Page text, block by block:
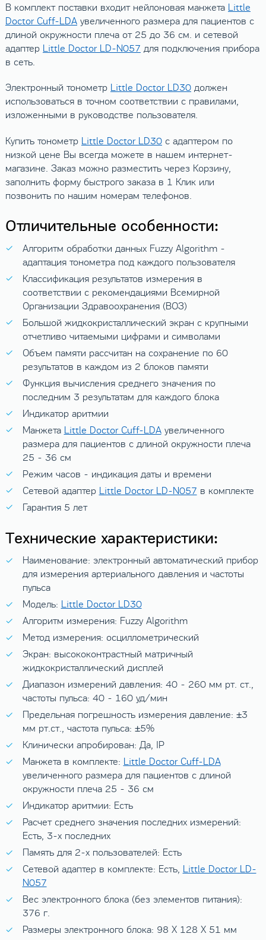
В комплект поставки входит нейлоновая манжета Little
Doctor Cuff-LDAувеличенного размера для пациентов с
длиной окружности плеча от 25 до 36 см. и сетевой
адаптер Little Doctor LD-N057 для подключения прибора
в сеть.
Электронный тонометр Little Doctor LD30должен
использоваться в точном соответствии с правилами,
изложенными в руководстве пользователя.
Купить тонометр Little Doctor LD30с адаптером по
низкой цене Вы всегда можете в нашем интернет-
магазине. Заказ можно разместить через Корзину,
заполнить форму быстрого заказа в 1 Клик или
позвонить по нашим номерам телефонов.
Отличительные особенности:
Алгоритм обработки данных Fuzzy Algorithm -
адаптация тонометра под каждого пользователя
Классификация результатов измерения в
соответствии с рекомендациями Всемирной
Организации Здравоохранения (ВОЗ)
Большой жидкокристаллический экран с крупными
отчетливо читаемыми цифрами и символами
Объем памяти рассчитан на сохранение по 60
результатов в каждом из 2 блоков памяти
Функция вычисления среднего значения по
последним 3 результатам для каждого блока
Индикатор аритмии
Манжета Little Doctor Cuff-LDAувеличенного
размера для пациентов с длиной окружности плеча
25 - 36 см
Режим часов - индикация даты и времени
Сетевой адаптер Little Doctor LD-N057 в комплекте
Гарантия 5 лет
Технические характеристики:
Наименование: электронный автоматический прибор
для измерения артериального давления и частоты
пульса
Модель: Little Doctor LD30
Алгоритм измерения: Fuzzy Algorithm
Метод измерения: осциллометрический
Экран: высококонтрастный матричный
жидкокристаллический дисплей
Диапазон измерений давления: 40 - 260 мм рт. ст.,
частоты пульса: 40 - 160 уд/мин
Предельная погрешность измерения давление: ±3
мм рт.ст., частота пульса: ±5%
Клинически апробирован: Да, IP
Манжета в комплекте: Little Doctor Cuff-LDA
увеличенного размера для пациентов с длиной
окружности плеча 25 - 36 см
Индикатор аритмии: Есть
Расчет среднего значения последних измерений:
Есть, 3-х последних
Память для 2-х пользователей: Есть
Сетевой адаптер в комплекте: Есть, Little Doctor LD-
N057
Вес электронного блока (без элементов питания):
376 г.
Размеры электронного блока: 98 X 128 X 51 мм